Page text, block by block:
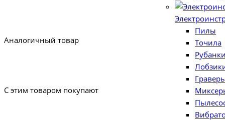
Пилы
Точила
Аналогичный товар
С этим товаром покупают